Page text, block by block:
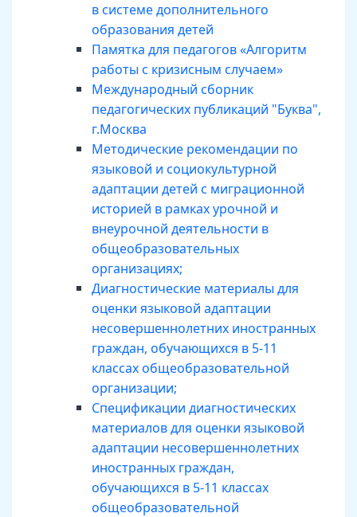
в системе дополнительного
образования детей
Памятка для педагогов «Алгоритм
работы с кризисным случаем»
Международный сборник
педагогических публикаций "Буква",
г.Москва
Методические рекомендации по
языковой и социокультурной
адаптации детей с миграционной
историей в рамках урочной и
внеурочной деятельности в
общеобразовательных
организациях;
Диагностические материалы для
оценки языковой адаптации
несовершеннолетних иностранных
граждан, обучающихся в 5-11
классах общеобразовательной
организации;
Спецификации диагностических
материалов для оценки языковой
адаптации несовершеннолетних
иностранных граждан,
обучающихся в 5-11 классах
общеобразовательной